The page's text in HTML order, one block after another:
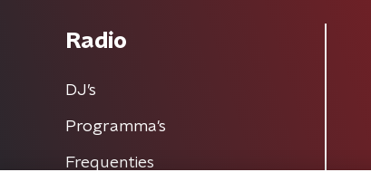
Radio
DJ’s
Programma's
Frequenties